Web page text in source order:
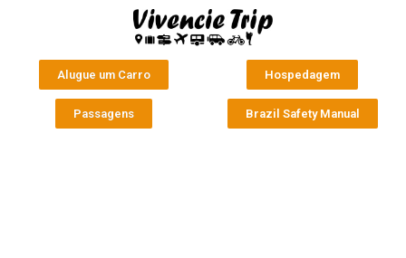
Alugue um Carro Hospedagem
Passagens Brazil Safety Manual